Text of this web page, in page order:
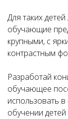
Для таких
обучающие
крупными, с
контрастным
Разработай
обучающее
использовать
обучении